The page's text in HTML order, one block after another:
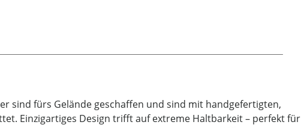
sind fürs Gelände geschaffen und sind mit handgefertigten,
Einzigartiges Design trifft auf extreme Haltbarkeit – perfekt für